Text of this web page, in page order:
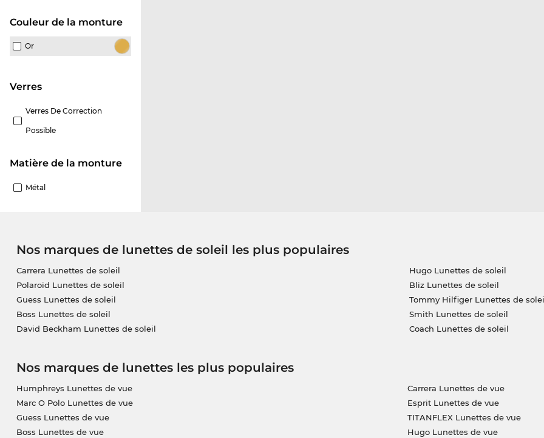
Couleur de la monture
Or
Verres
Verres De Correction
Possible
Matière de la monture
Métal
Nos marques de lunettes de soleil les plus populaires
Carrera Lunettes de soleil
Polaroid Lunettes de soleil
Guess Lunettes de soleil
Boss Lunettes de soleil
David Beckham Lunettes de soleil
Hugo Lunettes de soleil
Bliz Lunettes de soleil
Tommy Hilfiger Lunettes de
Smith Lunettes de soleil
Coach Lunettes de soleil
Nos marques de lunettes les plus populaires
Humphreys Lunettes de vue
Marc O Polo Lunettes de vue
Guess Lunettes de vue
Boss Lunettes de vue
Carrera Lunettes de vue
Esprit Lunettes de vue
TITANFLEX Lunettes de vue
Hugo Lunettes de vue